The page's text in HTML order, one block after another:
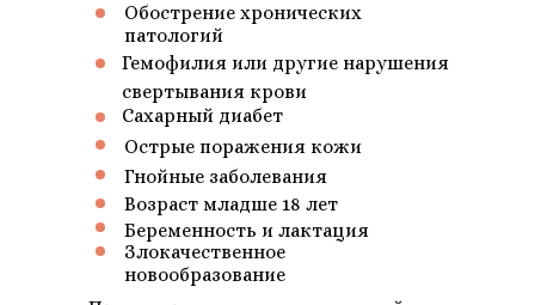
Гемофилия или другие нарушения
свертывания крови
Острые поражения кожи
Гнойные заболевания
Возраст младше 18 лет
Беременность и лактация
Злокачественное
новообразование
Сахарный диабет
Обострение хронических
патологий